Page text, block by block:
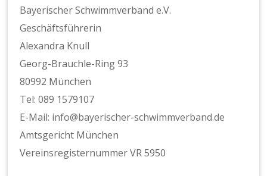
Bayerischer Schwimmverband e.V.
Geschäftsführerin
Alexandra Knull
Georg-Brauchle-Ring 93
80992 München
Tel:089 1579107
E-Mail: info@bayerischer-schwimmverband.de
Amtsgericht München
Vereinsregisternummer VR 5950